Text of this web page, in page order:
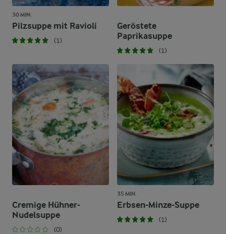
30 MIN.
Pilzsuppe mit Ravioli
(1)
Geröstete
Paprikasuppe
(1)
Cremige Hühner-
Nudelsuppe
(0)
35 MIN.
Erbsen-Minze-Suppe
(1)